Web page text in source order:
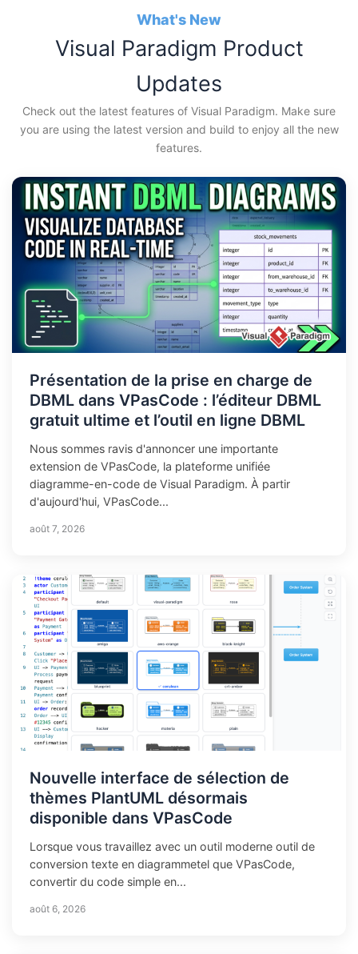
What's New
Visual Paradigm Product
Updates
Check out the latest features of Visual Paradigm. Make sure
you are using the latest version and build to enjoy all the new
features.
Présentation de la prise en charge de
DBML dans VPasCode : l’éditeur DBML
gratuit ultime et l’outil en ligne DBML
Nous sommes ravis d'annoncer une importante
extension de VPasCode, la plateforme unifiée
diagramme-en-code de Visual Paradigm. À partir
d'aujourd'hui, VPasCode...
août 7, 2026
Nouvelle interface de sélection de
thèmes PlantUML désormais
disponible dans VPasCode
Lorsque vous travaillez avec un outil moderne outil de
conversion texte en diagrammetel que VPasCode,
convertir du code simple en...
août 6, 2026